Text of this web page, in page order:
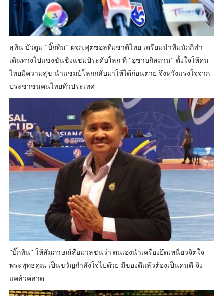
สุทิน บัวตูม "บิ๊กทิน" ผจก.ฟุตซอลทีมชาติไทย เตรียมนำทีมนักกีฬา
เดินทางไปแข่งขันชิงแชมป์ระดับโลก ที่ "อุซาบกิสถาน" ตั้งใจให้คน
ไทยมีความสุข นำแชมป์โลกกลับมาให้ได้ก่อนตาย จึงหวังแรงใจจาก
ประชาชนคนไทยทั่วประเทศ
"บิ๊กทิน" ให้สัมภาษณ์สื่อมวลชนว่า ตนเองนำเครื่องยึดเหนี่ยวจิตใจ
พระพุทธคุณ เป็นขวัญกำลังใจไปด้วย มีของดีแล้วต้องเป็นคนดี จึง
แคล้วคลาด